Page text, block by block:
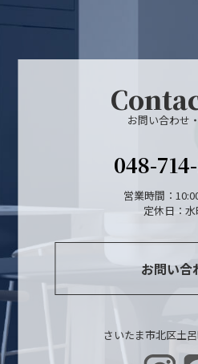
お問い合わせ
048-
営業時間：
定休日：
お問い合
さいたま市北区土